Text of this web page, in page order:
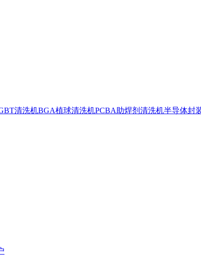
清洗机BGA植球清洗机PCBA助焊剂清洗机半导体封